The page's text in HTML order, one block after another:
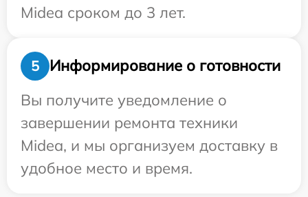
Midea сроком до 3 лет.
5
Информирование о готовности
Вы получите уведомление о
завершении ремонта техники
Midea, и мы организуем доставку в
удобное место и время.